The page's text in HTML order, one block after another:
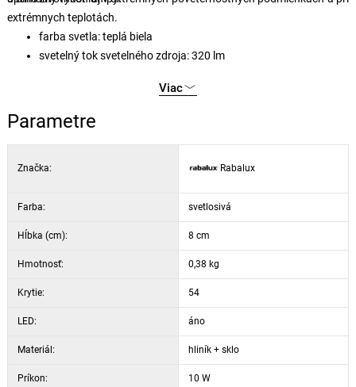
extrémnych teplotách.
farba svetla: teplá biela
svetelný tok svetelného zdroja: 320 lm
životnosť svetelného zdroja: 50000 hodín
energická trieda svetelného zdroja: G
vážená spotreba energie (kwh / 1000 Ah): 10.0
Viac
Parametre
Značka: Rabalux
Farba: svetlosivá
Hĺbka (cm): 8 cm
Hmotnosť: 0,38 kg
Krytie: 54
LED: áno
Materiál: hliník + sklo
Príkon: 10 W